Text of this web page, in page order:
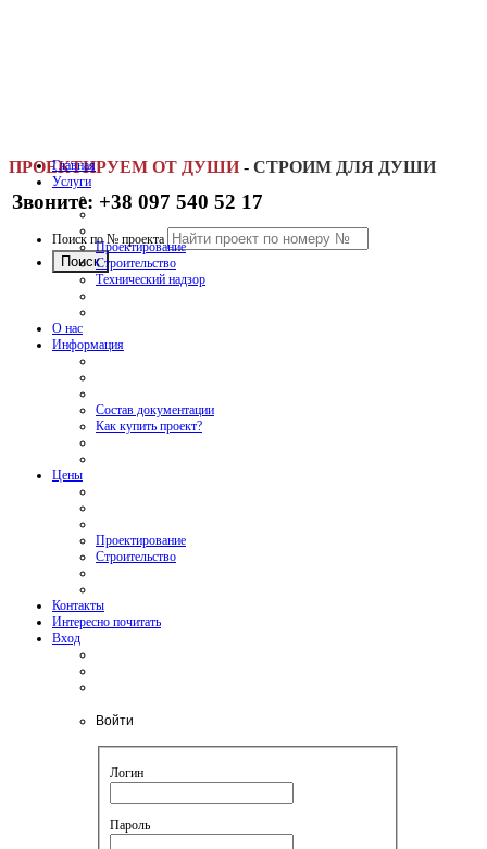
ПРОЕКТИРУЕМ ОТ ДУШИ - СТРОИМ ДЛЯ ДУШИ
Звоните: +38 097 540 52 17
Поиск по № проекта
Главная
Услуги
Проектирование
Строительство
Технический надзор
О нас
Информация
Состав документации
Как купить проект?
Цены
Проектирование
Строительство
Контакты
Интересно почитать
Вход
Войти
Логин
Пароль